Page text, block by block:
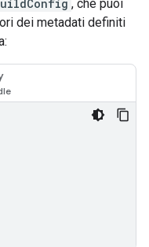
, che puoi
dei metadati definiti